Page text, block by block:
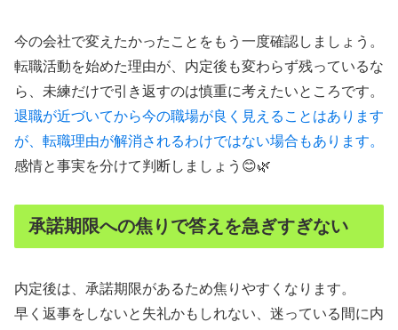
今の会社で変えたかったことをもう一度確認しましょう。
転職活動を始めた理由が、内定後も変わらず残っているな
ら、未練だけで引き返すのは慎重に考えたいところです。
退職が近づいてから今の職場が良く見えることはあります
が、転職理由が解消されるわけではない場合もあります。
感情と事実を分けて判断しましょう😊🌿
承諾期限への焦りで答えを急ぎすぎない
内定後は、承諾期限があるため焦りやすくなります。
早く返事をしないと失礼かもしれない、迷っている間に内